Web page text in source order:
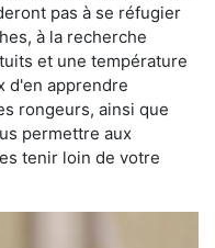
pas à se réfugier
à la recherche
et une température
d'en apprendre
rongeurs, ainsi que
permettre aux
tenir loin de votre